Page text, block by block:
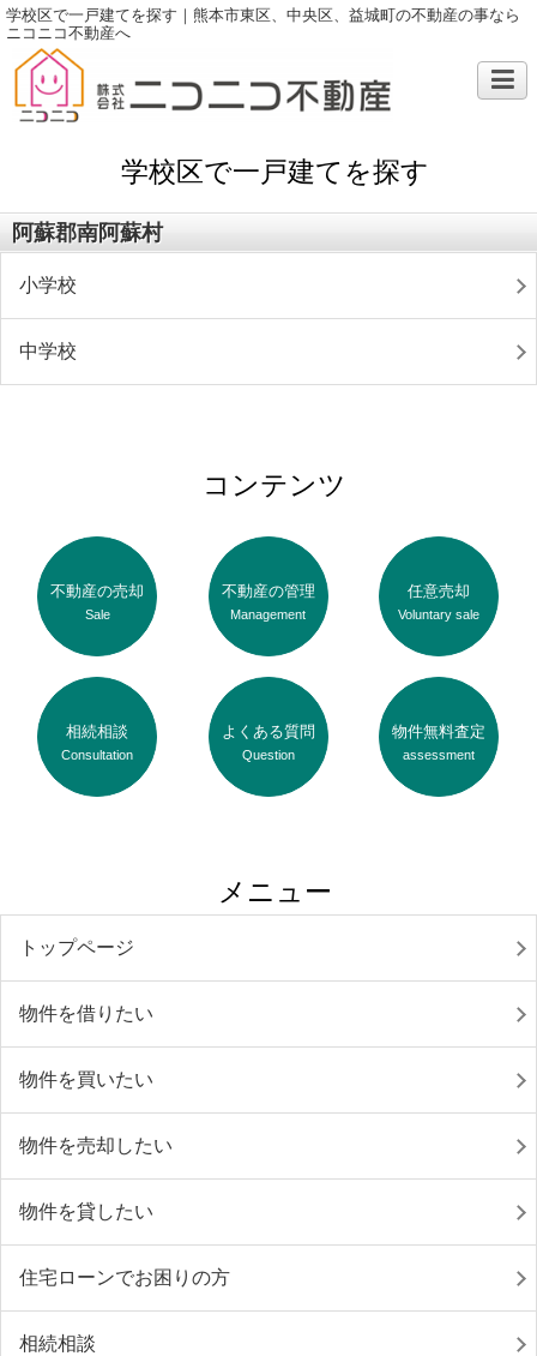
学校区で一戸建てを探す｜熊本市東区、中央区、益城町の不動産の事なら
ニコニコ不動産へ
学校区で一戸建てを探す
阿蘇郡南阿蘇村
小学校
中学校
コンテンツ
不動産の売却
Sale
不動産の管理
Management
任意売却
Voluntary sale
相続相談
Consultation
よくある質問
Question
物件無料査定
assessment
メニュー
トップページ
物件を借りたい
物件を買いたい
物件を売却したい
物件を貸したい
住宅ローンでお困りの方
相続相談